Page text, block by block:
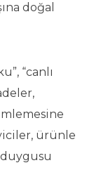
doğal
“canlı
ürünle
duygusu